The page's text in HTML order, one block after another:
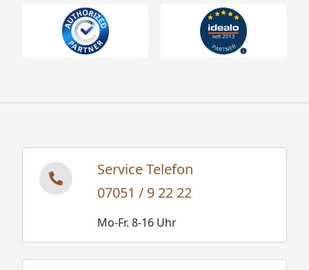
Service Telefon
07051 / 9 22 22
Mo-Fr. 8-16 Uhr